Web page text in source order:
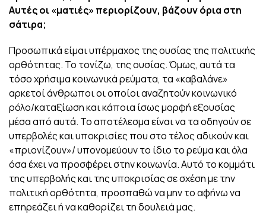
Αυτές οι «ματιές» περιορίζουν, βάζουν όρια στη
σάτιρα;
Προσωπικά είμαι υπέρμαχος της ουσίας της πολιτικής
ορθότητας. Το τονίζω, της ουσίας. Όμως, αυτά τα
τόσο χρήσιμα κοινωνικά ρεύματα, τα «καβαλάνε»
αρκετοί άνθρωποι οι οποίοι αναζητούν κοινωνικό
ρόλο/καταξίωση και κάποια ίσως μορφή εξουσίας
μέσα από αυτά. Το αποτέλεσμα είναι να τα οδηγούν σε
υπερβολές και υποκρισίες που στο τέλος αδικούν και
«πριονίζουν»/ υπονομεύουν το ίδιο το ρεύμα και όλα
όσα έχει να προσφέρει στην κοινωνία. Αυτό το κομμάτι
της υπερβολής και της υποκρισίας σε σχέση με την
πολιτική ορθότητα, προσπαθώ να μην το αφήνω να
επηρεάζει ή να καθορίζει τη δουλειά μας.